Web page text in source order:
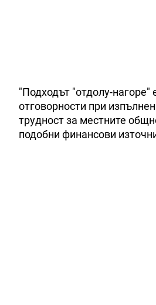
"Подходът "отдолу-
отговорности при
трудност за местните
подобни финансови